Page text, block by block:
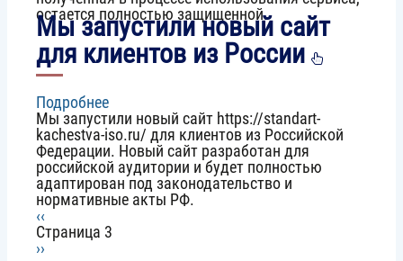
клиентов
остается полностью защищенной.
Мы запустили новый сайт
для клиентов из России
Подробнее
Мы
запустили
новый
сайт
для
клиентов
России
Мы запустили новый сайт https://standart-
kachestva-iso.ru/ для клиентов из Российской
Федерации. Новый сайт разработан для
российской аудитории и будет полностью
адаптирован под законодательство и
нормативные акты РФ.
Нумерация
страниц
Предыдущая
страница
‹‹
Страница 3
Следующая
››